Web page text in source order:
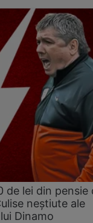
de lei din pensie
neștiute ale
Dinamo